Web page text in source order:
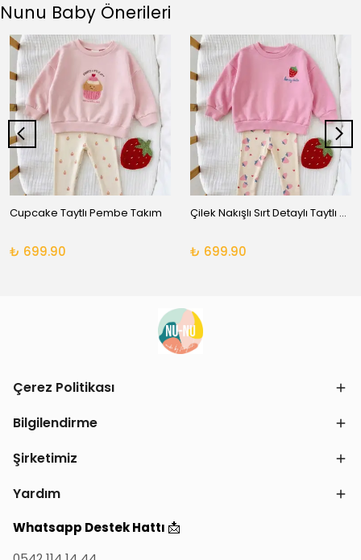
Nunu Baby Önerileri
Cupcake Taytlı Pembe Takım
₺ 699.90
Çilek Nakışlı Sırt Detaylı Taytlı Takım
₺ 699.90
Çerez Politikası
Bilgilendirme
Şirketimiz
Yardım
Whatsapp Destek Hattı 📩